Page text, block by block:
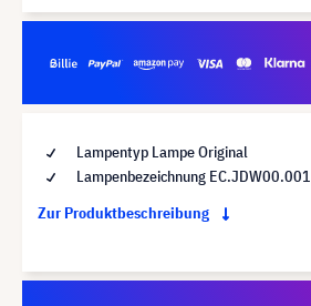
Lampentyp Lampe Original
Lampenbezeichnung EC.JDW00.001
Zur Produktbeschreibung